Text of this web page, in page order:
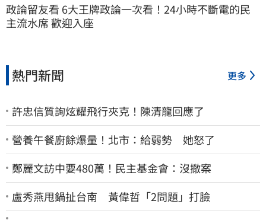
政論留友看 6大王牌政論一次看！24小時不斷電的民
主流水席 歡迎入座
熱門新聞 更多
許忠信質詢炫耀飛行夾克！陳清龍回應了
營養午餐廚餘爆量！北市：給弱勢 她怒了
鄭麗文訪中要480萬！民主基金會：沒撤案
盧秀燕甩鍋扯台南 黃偉哲「2問題」打臉